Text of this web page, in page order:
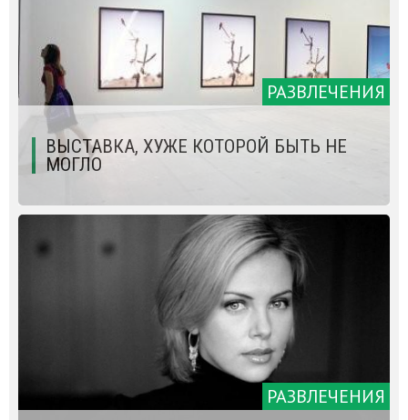
РАЗВЛЕЧЕНИЯ
ВЫСТАВКА, ХУЖЕ КОТОРОЙ БЫТЬ НЕ
МОГЛО
РАЗВЛЕЧЕНИЯ